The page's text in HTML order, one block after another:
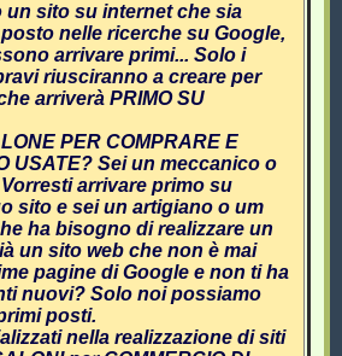
un sito su internet che sia
nelle ricerche su Google,
arrivare primi... Solo i
riusciranno a creare per
arriverà PRIMO SU
PER COMPRARE E
USATE? Sei un meccanico o
arrivare primo su
sito e sei un artigiano o um
ha bisogno di realizzare un
un sito web che non è mai
pagine di Google e non ti ha
nuovi? Solo noi possiamo
posti.
nella realizzazione di siti